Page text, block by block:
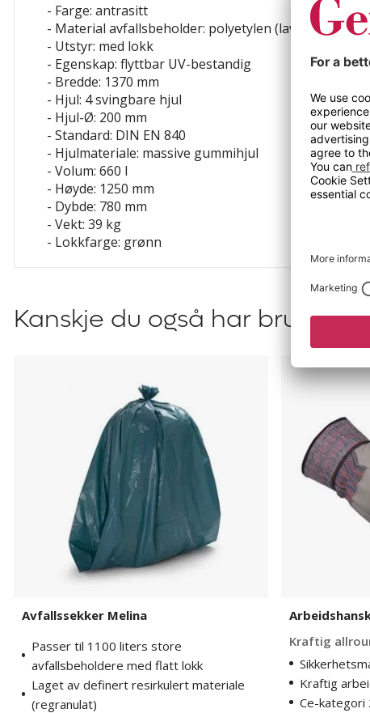
- Farge: antrasitt
- Material avfallsbeholder: polyetylen (lavtrykks-PE/
- Utstyr: med lokk
- Egenskap: flyttbar UV-bestandig
- Bredde: 1370 mm
- Hjul: 4 svingbare hjul
- Hjul-Ø: 200 mm
- Standard: DIN EN 840
- Hjulmateriale: massive gummihjul
- Volum: 660 l
- Høyde: 1250 mm
- Dybde: 780 mm
- Vekt: 39 kg
- Lokkfarge: grønn
Kanskje du også har bruk for?
Avfallssekker Melina
Passer til 1100 liters store
avfallsbeholdere med flatt lokk
Laget av definert resirkulert materiale
(regranulat)
Guide
par/pk.
Kraftig
Kraftig
Ce-kategori